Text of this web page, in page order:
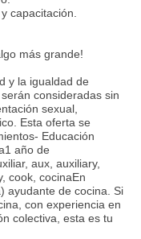
capacitación.
más grande!
y la igualdad de
consideradas sin
sexual,
Esta oferta se
Educación
año de
aux, auxiliary,
cook, cocinaEn
ayudante de cocina. Si
con experiencia en
colectiva, esta es tu